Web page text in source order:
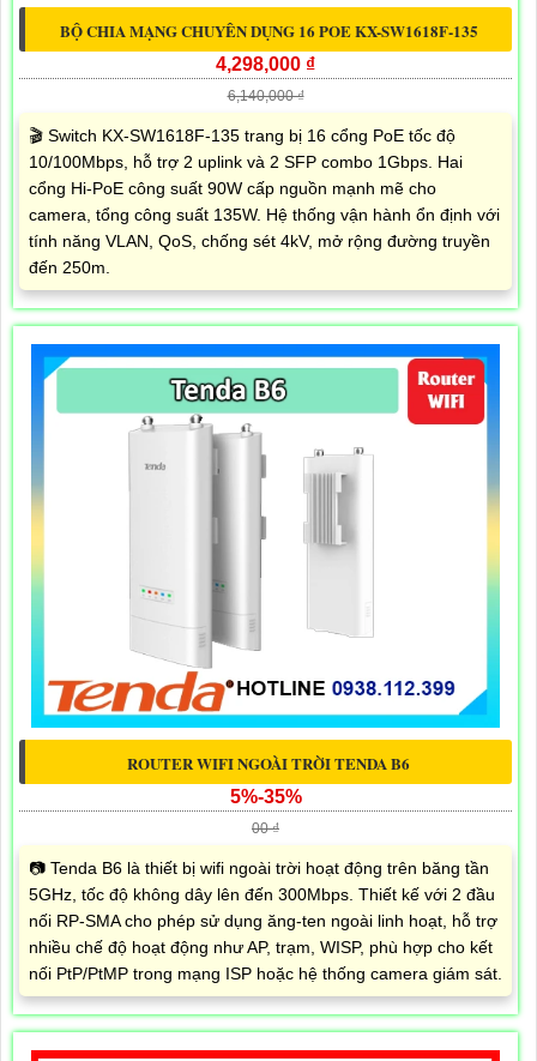
BỘ CHIA MẠNG CHUYÊN DỤNG 16 POE KX-SW1618F-135
4,298,000 ₫
6,140,000 ₫
🎬 Switch KX-SW1618F-135 trang bị 16 cổng PoE tốc độ
10/100Mbps, hỗ trợ 2 uplink và 2 SFP combo 1Gbps. Hai
cổng Hi-PoE công suất 90W cấp nguồn mạnh mẽ cho
camera, tổng công suất 135W. Hệ thống vận hành ổn định với
tính năng VLAN, QoS, chống sét 4kV, mở rộng đường truyền
đến 250m.
ROUTER WIFI NGOÀI TRỜI TENDA B6
5%-35%
00 ₫
📷 Tenda B6 là thiết bị wifi ngoài trời hoạt động trên băng tần
5GHz, tốc độ không dây lên đến 300Mbps. Thiết kế với 2 đầu
nối RP-SMA cho phép sử dụng ăng-ten ngoài linh hoạt, hỗ trợ
nhiều chế độ hoạt động như AP, trạm, WISP, phù hợp cho kết
nối PtP/PtMP trong mạng ISP hoặc hệ thống camera giám sát.